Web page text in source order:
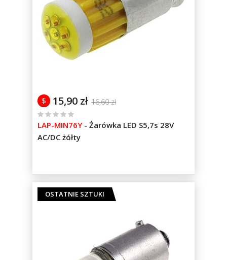
15,90 zł 16,60 zł
$
%
100
LAP-MIN76Y - Żarówka LED S5,7s 28V
AC/DC żółty
OSTATNIE SZTUKI